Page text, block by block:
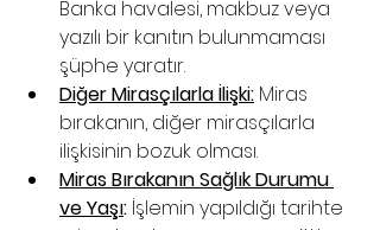
Banka havalesi, makbuz veya
yazılı bir kanıtın bulunmaması
şüphe yaratır.
Diğer Mirasçılarla İlişki: Miras
bırakanın, diğer mirasçılarla
ilişkisinin bozuk olması.
Miras Bırakanın Sağlık Durumu
ve Yaşı: İşlemin yapıldığı tarihte